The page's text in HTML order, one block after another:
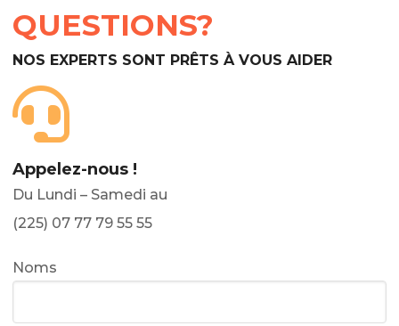
QUESTIONS?
NOS EXPERTS SONT PRÊTS À VOUS AIDER
Appelez-nous !
Du Lundi – Samedi au
(225) 07 77 79 55 55
Noms